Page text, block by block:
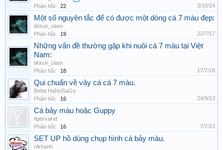
Phản hồi: 22 3/10/14
Một số nguyên tắc để có được một dòng cá 7 màu đẹp:
tikkun_olam
Phản hồi:
19 22/7/17
Những vấn đề thường gặp khi nuôi cá 7 màu tại Việt
Nam:
tikkun_olam
Phản hồi:
18 17/7/18
Qui chuẩn về vây cá cá 7 màu.
Betta HaNoSaGo
Phản hồi:
16 24/9/13
Cá bảy màu hoặc Guppy
tigervakid
Phản hồi:
16 7/7/13
SET UP hồ dùng chụp hình cá bảy màu.
nlkhanh